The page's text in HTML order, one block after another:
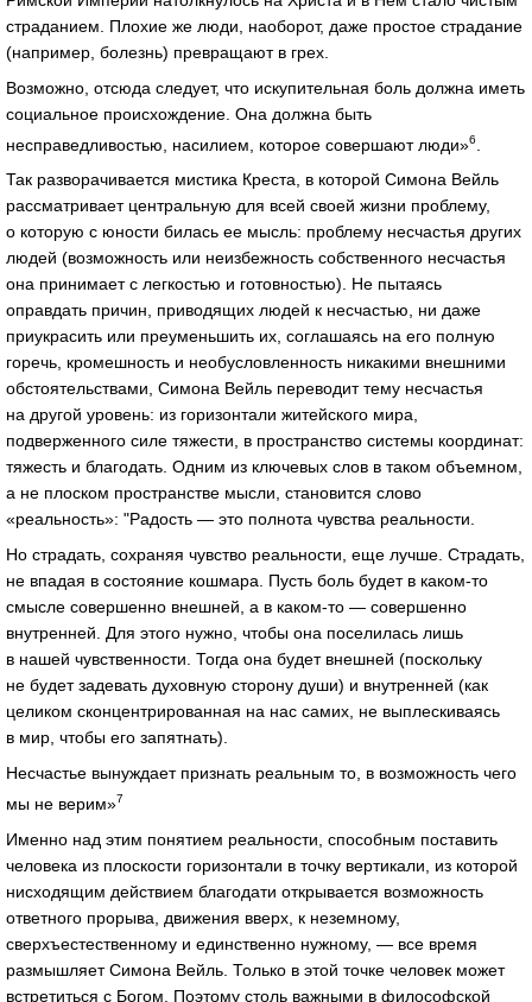
страданием. Плохие же люди, наоборот, даже простое страдание
(например, болезнь) превращают в грех.
Возможно, отсюда следует, что искупительная боль должна иметь
социальное происхождение. Она должна быть
несправедливостью, насилием, которое совершают люди»6
Так разворачивается мистика Креста, в которой Симона Вейль
рассматривает центральную для всей своей жизни проблему,
о которую с юности билась ее мысль: проблему несчастья других
людей (возможность или неизбежность собственного несчастья
она принимает с легкостью и готовностью). Не пытаясь
оправдать причин, приводящих людей к несчастью, ни даже
приукрасить или преуменьшить их, соглашаясь на его полную
горечь, кромешность и необусловленность никакими внешними
обстоятельствами, Симона Вейль переводит тему несчастья
на другой уровень: из горизонтали житейского мира,
подверженного силе тяжести, в пространство системы координат:
тяжесть и благодать. Одним из ключевых слов в таком объемном,
а не плоском пространстве мысли, становится слово
«реальность»: "Радость — это полнота чувства реальности.
Но страдать, сохраняя чувство реальности, еще лучше. Страдать,
не впадая в состояние кошмара. Пусть боль будет в каком-то
смысле совершенно внешней, а в каком-то — совершенно
внутренней. Для этого нужно, чтобы она поселилась лишь
в нашей чувственности. Тогда она будет внешней (поскольку
не будет задевать духовную сторону души) и внутренней (как
целиком сконцентрированная на нас самих, не выплескиваясь
в мир, чтобы его запятнать).
Несчастье вынуждает признать реальным то, в возможность чего
мы не верим»7
Именно над этим понятием реальности, способным поставить
человека из плоскости горизонтали в точку вертикали, из которой
нисходящим действием благодати открывается возможность
ответного прорыва, движения вверх, к неземному,
сверхъестественному и единственно нужному, — все время
размышляет Симона Вейль. Только в этой точке человек может
встретиться с Богом. Поэтому столь важными в философской